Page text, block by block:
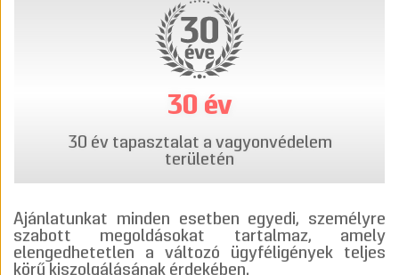
30 év
30 év tapasztalat a vagyonvédelem
területén
Ajánlatunkat minden esetben egyedi, személyre
szabott megoldásokat tartalmaz, amely
elengedhetetlen a változó ügyféligények teljes
körű kiszolgálásának érdekében.